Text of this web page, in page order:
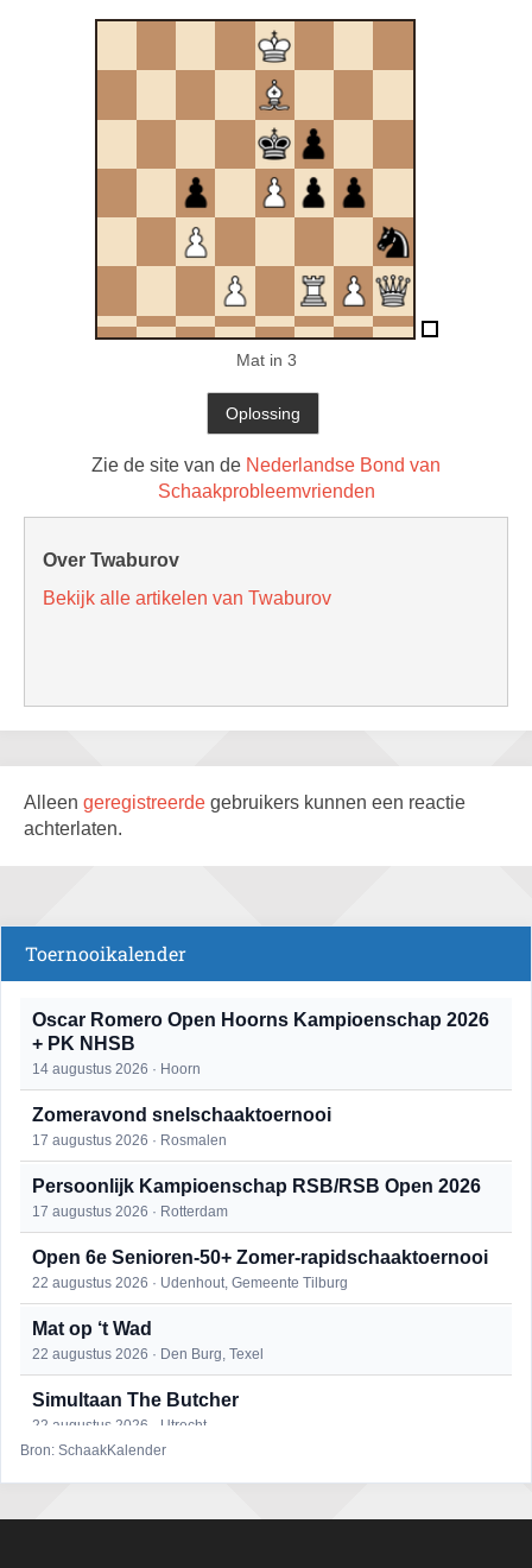
Mat in 3
Zie de site van de Nederlandse Bond van
Schaakprobleemvrienden
Over Twaburov
Bekijk alle artikelen van Twaburov
Alleen geregistreerde gebruikers kunnen een reactie
achterlaten.
Toernooikalender
Oscar Romero Open Hoorns Kampioenschap 2026
+ PK NHSB
14 augustus 2026 · Hoorn
Zomeravond snelschaaktoernooi
17 augustus 2026 · Rosmalen
Persoonlijk Kampioenschap RSB/RSB Open 2026
17 augustus 2026 · Rotterdam
Open 6e Senioren-50+ Zomer-rapidschaaktoernooi
22 augustus 2026 · Udenhout, Gemeente Tilburg
Mat op ‘t Wad
22 augustus 2026 · Den Burg, Texel
Simultaan The Butcher
22 augustus 2026 · Utrecht
Bron: SchaakKalender